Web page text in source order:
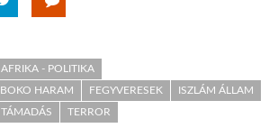
AFRIKA - POLITIKA
BOKO HARAM FEGYVERESEK
ISZLÁM ÁLLAM
TÁMADÁS TERROR